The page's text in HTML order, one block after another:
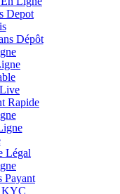
Depot
Dépôt
Rapide
Légal
Payant
KYC